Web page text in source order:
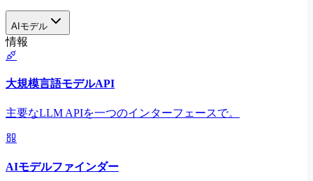
AIモデル
情報
大規模言語モデルAPI
主要なLLM APIを一つのインターフェースで。
AIモデルファインダー